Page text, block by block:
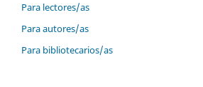
Para lectores/as
Para autores/as
Para bibliotecarios/as